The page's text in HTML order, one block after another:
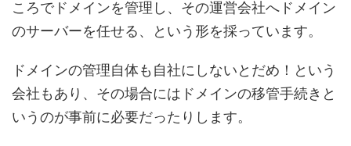
ころでドメインを管理し、その運営会社へドメイン
のサーバーを任せる、という形を採っています。
ドメインの管理自体も自社にしないとだめ！という
会社もあり、その場合にはドメインの移管手続きと
いうのが事前に必要だったりします。